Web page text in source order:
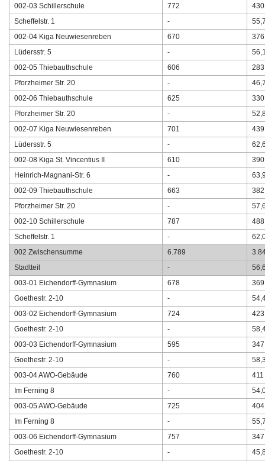
002-03 Schillerschule 772 430
Scheffelstr. 1 -
002-04 Kiga Neuwiesenreben 670 376
Lüdersstr. 5 -
002-05 Thiebauthschule 606 283
Pforzheimer Str. 20 -
002-06 Thiebauthschule 625 330
Pforzheimer Str. 20 -
002-07 Kiga Neuwiesenreben 701 439
Lüdersstr. 5 -
002-08 Kiga St. Vincentius II 610 390
Heinrich-Magnani-Str. 6 -
002-09 Thiebauthschule 663 382
Pforzheimer Str. 20 -
002-10 Schillerschule 787 488
Scheffelstr. 1 -
002 Zwischensumme 6.789
Stadtteil -
003-01 Eichendorff-Gymnasium 678 369
Goethestr. 2-10 -
003-02 Eichendorff-Gymnasium 724 423
Goethestr. 2-10 -
003-03 Eichendorff-Gymnasium 595 347
Goethestr. 2-10 -
003-04 AWO-Gebäude 760 411
Im Ferning 8 -
003-05 AWO-Gebäude 725 404
Im Ferning 8 -
003-06 Eichendorff-Gymnasium 757 347
Goethestr. 2-10 -